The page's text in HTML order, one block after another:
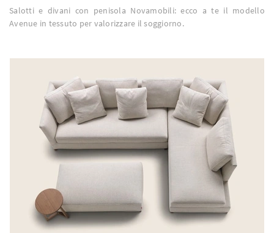
Salotti e divani con penisola Novamobili: ecco a te il modello
Avenue in tessuto per valorizzare il soggiorno.